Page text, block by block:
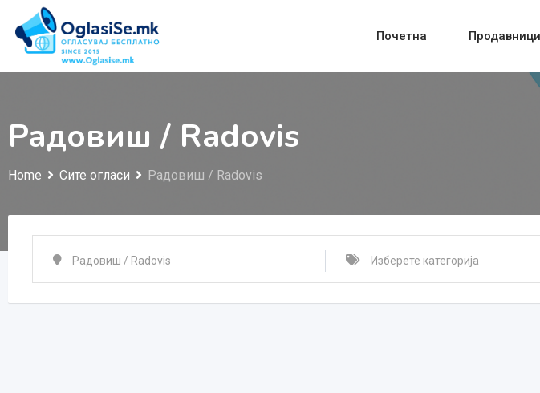
content
Почетна Продавници
Радовиш / Radovis
Home Сите огласи Радовиш / Radovis